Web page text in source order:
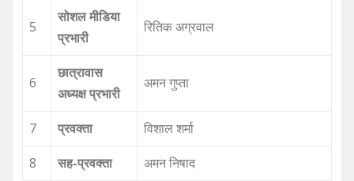
5
सोशल मीडिया
प्रभारी
रितिक अग्रवाल
6
छात्रावास
अध्यक्ष प्रभारी
अमन गुप्ता
7 प्रवक्ता
विशाल शर्मा
8
सह-प्रवक्ता अमन निषाद